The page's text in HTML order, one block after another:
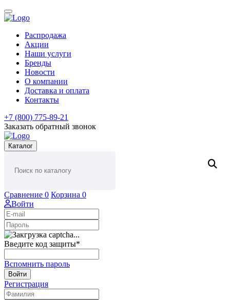
Распродажа
Акции
Наши услуги
Бренды
Новости
О компании
Доставка и оплата
Контакты
+7 (800) 775-89-21
Заказать обратный звонок
Каталог
Сравнение 0 Корзина 0
Войти
Введите код защиты*
Вспомнить пароль
Войти
Регистрация